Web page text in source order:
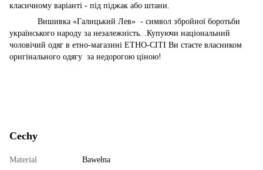
класичному варіанті - під піджак або штани.
Вишивка «Галицький Лев» - символ збройної боротьби
українського народу за незалежність. .Купуючи національний
чоловічий одяг в етно-магазині ЕТНО-СІТІ Ви стаєте власником
оригінального одягу за недорогою ціною!
Cechy
Material
Bawełna